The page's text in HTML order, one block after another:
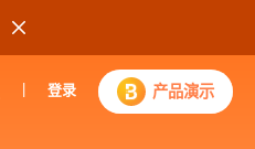

登录 产品演示